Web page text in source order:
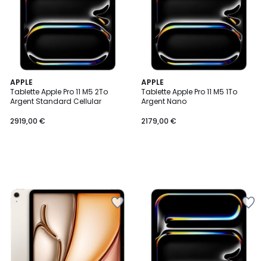
APPLE
Tablette Apple Pro 11 M5 2To
Argent Standard Cellular
2919,00 €
APPLE
Tablette Apple Pro 11 M5 1To
Argent Nano
2179,00 €